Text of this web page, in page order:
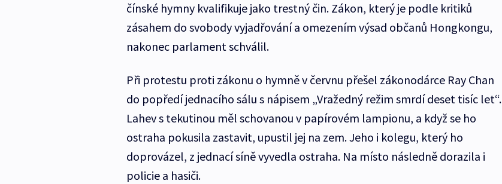
čínské hymny kvalifikuje jako trestný čin. Zákon, který je podle kritiků
zásahem do svobody vyjadřování a omezením výsad občanů Hongkongu,
nakonec parlament schválil.
Při protestu proti zákonu o hymně v červnu přešel zákonodárce Ray Chan
do popředí jednacího sálu s nápisem „Vražedný režim smrdí deset tisíc let“.
Lahev s tekutinou měl schovanou v papírovém lampionu, a když se ho
ostraha pokusila zastavit, upustil jej na zem. Jeho i kolegu, který ho
doprovázel, z jednací síně vyvedla ostraha. Na místo následně dorazila i
policie a hasiči.